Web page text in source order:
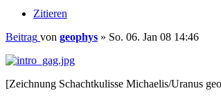
Zitieren
Beitrag von geophys » So. 06. Jan 08 14:46
[Zeichnung Schachtkulisse Michaelis/Uranus